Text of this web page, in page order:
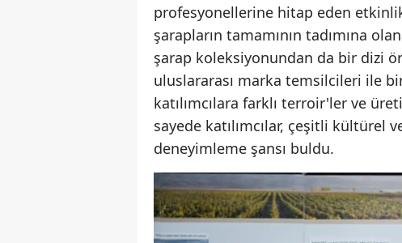
profesyonellerine hitap eden
şarapların tamamının tadımına
şarap koleksiyonundan da bir dizi
uluslararası marka temsilcileri ile
katılımcılara farklı terroir'ler ve
sayede katılımcılar, çeşitli kültürel
deneyimleme şansı buldu.